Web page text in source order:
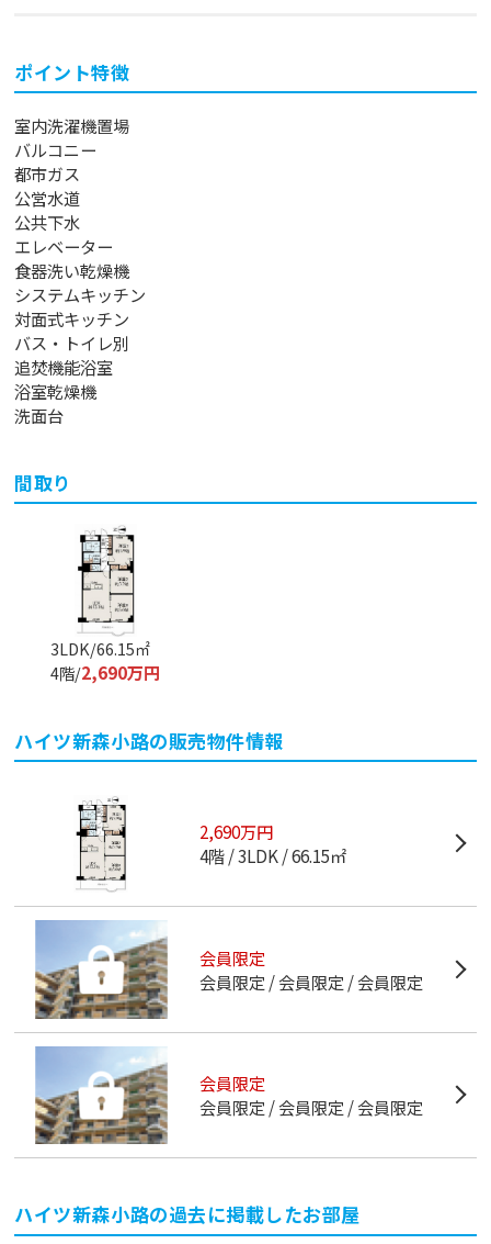
ポイント特徴
室内洗濯機置場
バルコニー
都市ガス
公営水道
公共下水
エレベーター
食器洗い乾燥機
システムキッチン
対面式キッチン
バス・トイレ別
追焚機能浴室
浴室乾燥機
洗面台
間取り
3LDK/66.15㎡
4階/2,690万円
ハイツ新森小路の販売物件情報
2,690万円
4階 3LDK 66.15㎡
会員限定
会員限定 会員限定 会員限定
会員限定
会員限定 会員限定 会員限定
ハイツ新森小路の過去に掲載したお部屋